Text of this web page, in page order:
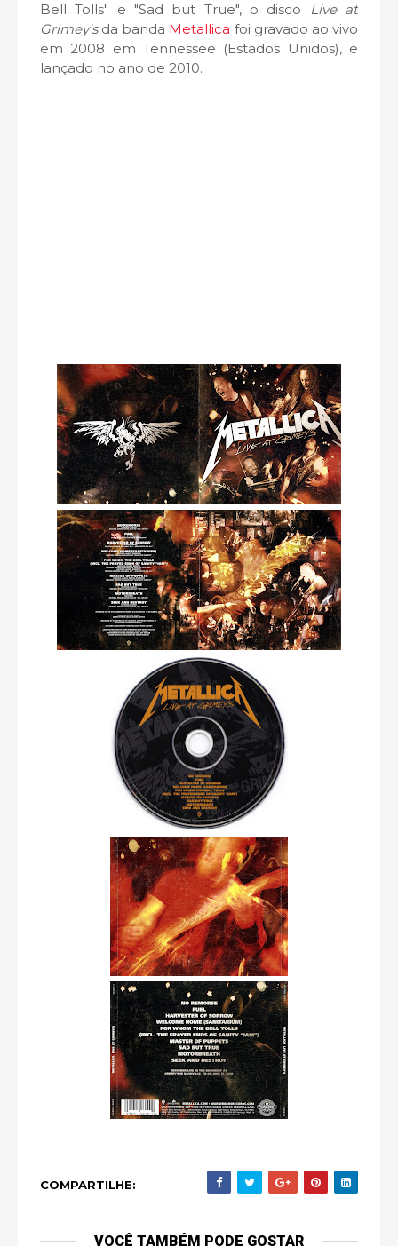
Bell Tolls" e "Sad but True", o disco Live at
Grimey'sda banda Metallica foi gravado ao vivo
em 2008 em Tennessee (Estados Unidos), e
lançado no ano de 2010.
COMPARTILHE:
VOCÊ TAMBÉM PODE GOSTAR